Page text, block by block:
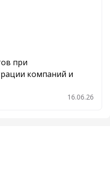
при
компаний и
16.06.26